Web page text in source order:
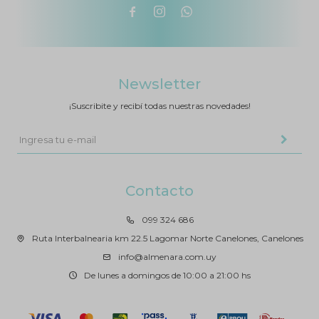
  
Contacto
099 324 686
Ruta Interbalnearia km 22.5 Lagomar Norte Canelones, Canelones
info@almenara.com.uy
De lunes a domingos de 10:00 a 21:00 hs
Newsletter
¡Suscribite y recibí todas nuestras novedades!